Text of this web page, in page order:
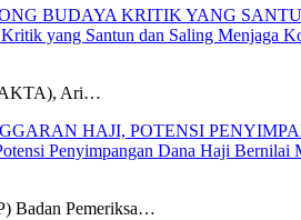
yang Santun dan Saling Menjaga
Ari…
Penyimpangan Dana Haji Bernilai
Badan Pemeriksa…